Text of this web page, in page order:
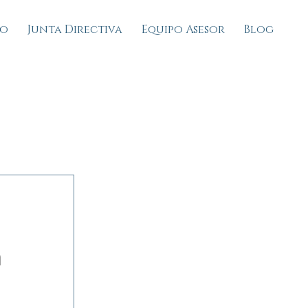
Junta Directiva Equipo Asesor Blog